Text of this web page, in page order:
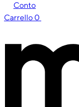
Conto
Carrello 0